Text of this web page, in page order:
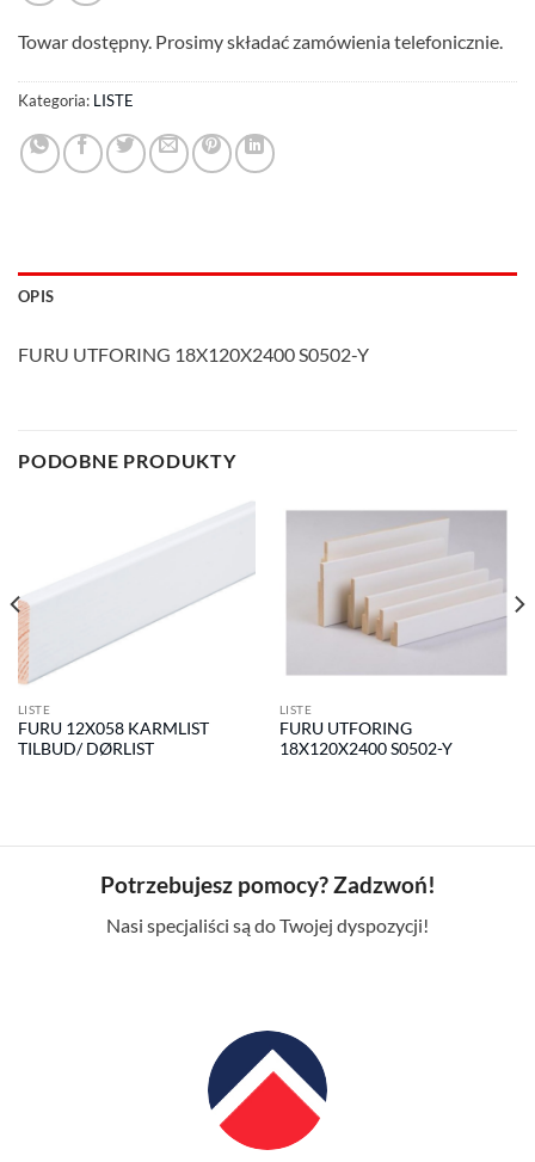
Towar dostępny. Prosimy składać zamówienia telefonicznie.
Kategoria: LISTE
OPIS
FURU UTFORING 18X120X2400 S0502-Y
PODOBNE PRODUKTY
LISTE
FURU 12X058 KARMLIST
TILBUD/ DØRLIST
LISTE
FURU UTFORING
18X120X2400 S0502-Y
Potrzebujesz pomocy? Zadzwoń!
Nasi specjaliści są do Twojej dyspozycji!